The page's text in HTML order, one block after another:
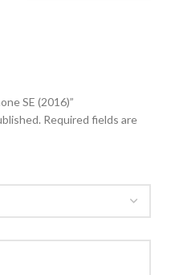
SE (2016)”
Required fields are